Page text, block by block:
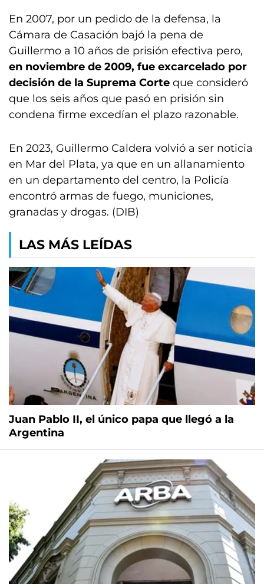
En 2007, por un pedido de la defensa, la
Cámara de Casación bajó la pena de
Guillermo a 10 años de prisión efectiva pero,
en noviembre de 2009, fue excarcelado por
decisión de la Suprema Corte que consideró
que los seis años que pasó en prisión sin
condena firme excedían el plazo razonable.
En 2023, Guillermo Caldera volvió a ser noticia
en Mar del Plata, ya que en un allanamiento
en un departamento del centro, la Policía
encontró armas de fuego, municiones,
granadas y drogas. (DIB)
LAS MÁS LEÍDAS
Juan Pablo II, el único papa que llegó a la
Argentina